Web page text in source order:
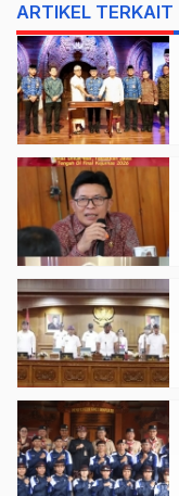
ARTIKEL TERKAIT